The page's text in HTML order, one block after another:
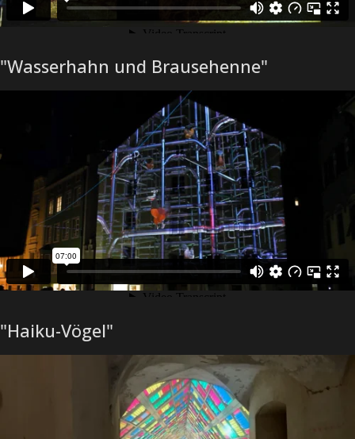
"Wasserhahn und Brausehenne"
"Haiku-Vögel"